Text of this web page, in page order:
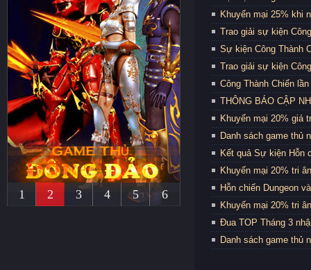
1 2 3 4 5 6
Khuyến mại 25% khi
Trao giải sự kiện
Sự kiện Công Thành
Trao giải sự kiện
Công Thành Chiến
THÔNG BÁO CẬP
Khuyến mại 20% giá
Danh sách game thủ
Kết quả Sự kiện Hỗn
Khuyến mại 20% tri
Hỗn chiến Dungeon
Khuyến mại 20% tri
Đua TOP Tháng 3
Danh sách game thủ